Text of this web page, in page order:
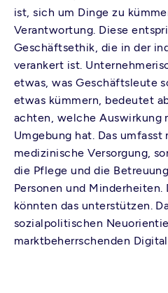
ist, sich um Dinge zu
Verantwortung. Diese
Geschäftsethik, die in der
verankert ist.
etwas, was Geschäftsleute
etwas kümmern, bedeutet
achten, welche Auswirkung
Umgebung hat. Das
medizinische Versorgung,
die Pflege und die
Personen und
könnten das unterstützen.
sozialpolitischen
marktbeherrschenden